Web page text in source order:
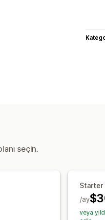
seçin.
Starter
/ay
veya